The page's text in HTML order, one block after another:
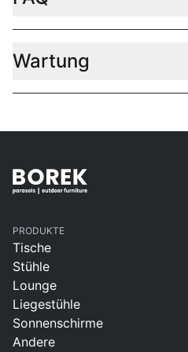
Wartung
PRODUKTE
Tische
Stühle
Lounge
Liegestühle
Sonnenschirme
Andere